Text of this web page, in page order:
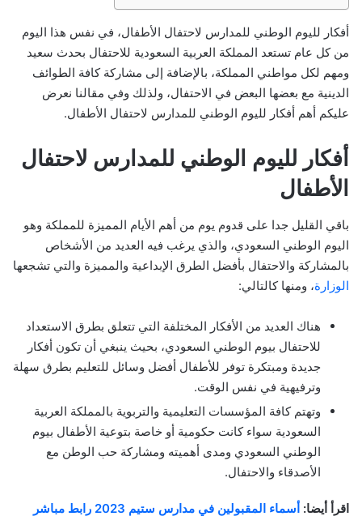
أفكار لليوم الوطني للمدارس لاحتفال الأطفال، في نفس هذا اليوم
من كل عام تستعد المملكة العربية السعودية للاحتفال بحدث سعيد
ومهم لكل مواطني المملكة، بالإضافة إلى مشاركة كافة الطوائف
الدينية مع بعضها البعض في الاحتفال، ولذلك وفي مقالنا نعرض
عليكم أهم أفكار لليوم الوطني للمدارس لاحتفال الأطفال.
أفكار لليوم الوطني للمدارس لاحتفال
الأطفال
باقي القليل جدا على قدوم يوم من أهم الأيام المميزة للمملكة وهو
اليوم الوطني السعودي، والذي يرغب فيه العديد من الأشخاص
بالمشاركة والاحتفال بأفضل الطرق الإبداعية والمميزة والتي تشجعها
الوزارة، ومنها كالتالي:
هناك العديد من الأفكار المختلفة التي تتعلق بطرق الاستعداد
للاحتفال بيوم الوطني السعودي، بحيث ينبغي أن تكون أفكار
جديدة ومبتكرة توفر للأطفال أفضل وسائل للتعليم بطرق سهلة
وترفيهية في نفس الوقت.
وتهتم كافة المؤسسات التعليمية والتربوية بالمملكة العربية
السعودية سواء كانت حكومية أو خاصة بتوعية الأطفال بيوم
الوطني السعودي ومدى أهميته ومشاركة حب الوطن مع
الأصدقاء والاحتفال.
اقرأ أيضا: أسماء المقبولين في مدارس ستيم 2023 رابط مباشر